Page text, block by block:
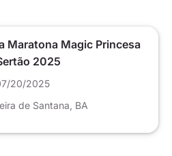
Maratona Magic Princesa
2025
20/2025
de Santana , BA